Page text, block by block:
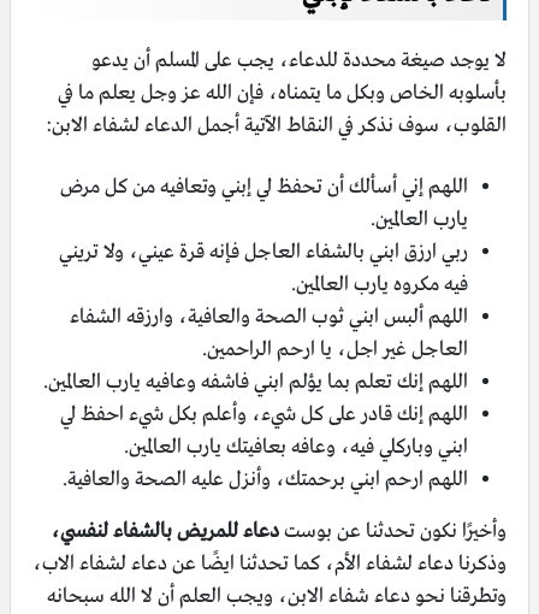
لا يوجد صيغة محددة للدعاء، يجب على المسلم أن يدعو
بأسلوبه الخاص وبكل ما يتمناه، فإن الله عز وجل يعلم ما في
القلوب، سوف نذكر في النقاط الآتية أجمل الدعاء لشفاء الابن:
اللهم إني أسألك أن تحفظ لي إبني وتعافيه من كل مرض
يارب العالمين.
ربي ارزق ابني بالشفاء العاجل فإنه قرة عيني، ولا تريني
فيه مكروه يارب العالمين.
اللهم ألبس ابني ثوب الصحة والعافية، وارزقه الشفاء
العاجل غير اجل، يا ارحم الراحمين.
اللهم إنك تعلم بما يؤلم ابني فاشفه وعافيه يارب العالمين.
اللهم إنك قادر على كل شيء، وأعلم بكل شيء احفظ لي
ابني وباركلي فيه، وعافه بعافيتك يارب العالمين.
اللهم ارحم ابني برحمتك، وأنزل عليه الصحة والعافية.
وأخيرًا نكون تحدثنا عن بوستدعاء للمريض بالشفاء لنفسي،
وذكرنا دعاء لشفاء الأم، كما تحدثنا ايضًا عن دعاء لشفاء الاب،
وتطرقنا نحو دعاء شفاء الابن، ويجب العلم أن لا الله سبحانه